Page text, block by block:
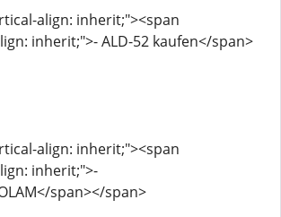
align: inherit;"><span
inherit;">- ALD-52 kaufen</span>
align: inherit;"><span
inherit;">-
span></span>